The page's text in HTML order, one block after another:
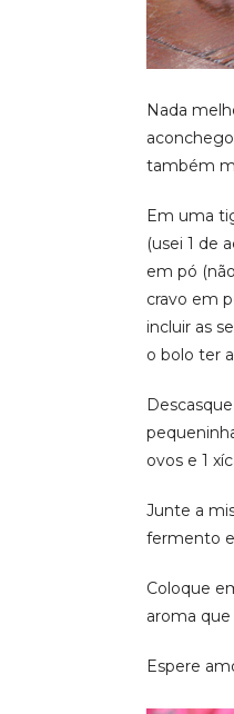
Nada
também
Em uma
(usei 1 de
em pó
cravo em
incluir as
o bolo ter
ovos e 1
Junte a
fermento
Coloque
aroma
Espere